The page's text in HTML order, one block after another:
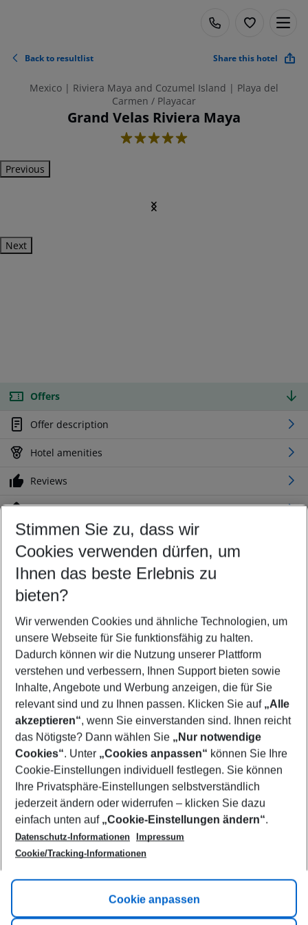
Back to resultlist Share this hotel
Mexico | Riviera Maya and Cozumel Island | Playa del
Carmen / Playacar
Grand Velas Riviera Maya
5
Previous
Next
Offers
Offer description
Hotel amenities
Reviews
Location
Customize your offer
Find the perfect deal which suits your best
Your departure airport
Any airport
Select your date range
08/08/26–06/08/27 5-8 nights
Who will travel
2 adults No children
Show more filter
Footer
Footer navigation
Title A
Link A
Stimmen Sie zu, dass wir
Cookies verwenden dürfen, um
Ihnen das beste Erlebnis zu
bieten?
Wir verwenden Cookies und ähnliche Technologien, um
unsere Webseite für Sie funktionsfähig zu halten.
Dadurch können wir die Nutzung unserer Plattform
verstehen und verbessern, Ihnen Support bieten sowie
Inhalte, Angebote und Werbung anzeigen, die für Sie
relevant sind und zu Ihnen passen. Klicken Sie auf „Alle
akzeptieren“, wenn Sie einverstanden sind. Ihnen reicht
das Nötigste? Dann wählen Sie „Nur notwendige
Cookies“. Unter „Cookies anpassen“ können Sie Ihre
Cookie-Einstellungen individuell festlegen. Sie können
Ihre Privatsphäre-Einstellungen selbstverständlich
jederzeit ändern oder widerrufen – klicken Sie dazu
einfach unten auf „Cookie-Einstellungen ändern“.
Datenschutz-Informationen
Impressum
Cookie/Tracking-Informationen
Cookie anpassen